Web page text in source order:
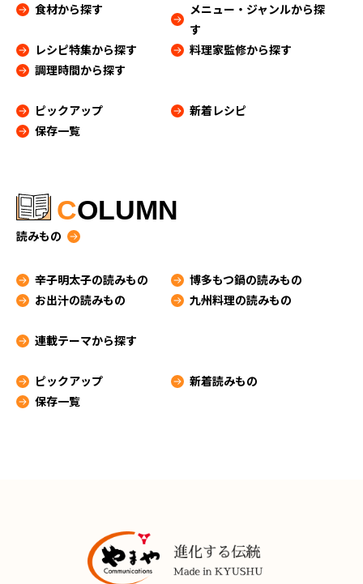
食材から探す
メニュー・ジャンルから探
す
レシピ特集から探す
料理家監修から探す
調理時間から探す
ピックアップ
新着レシピ
保存一覧
COLUMN
読みもの
辛子明太子の読みもの
博多もつ鍋の読みもの
お出汁の読みもの
九州料理の読みもの
連載テーマから探す
ピックアップ
新着読みもの
保存一覧